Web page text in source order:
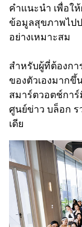
คำแนะนำ เพื่อใ
ข้อมูลสุขภาพไปป
อย่างเหมาะสม
สำหรับผู้ที่ต้องกา
ของตัวเองมากขึ้
สมาร์ตวอตช์กา
ศูนย์ข่าว บล็อก
เดีย